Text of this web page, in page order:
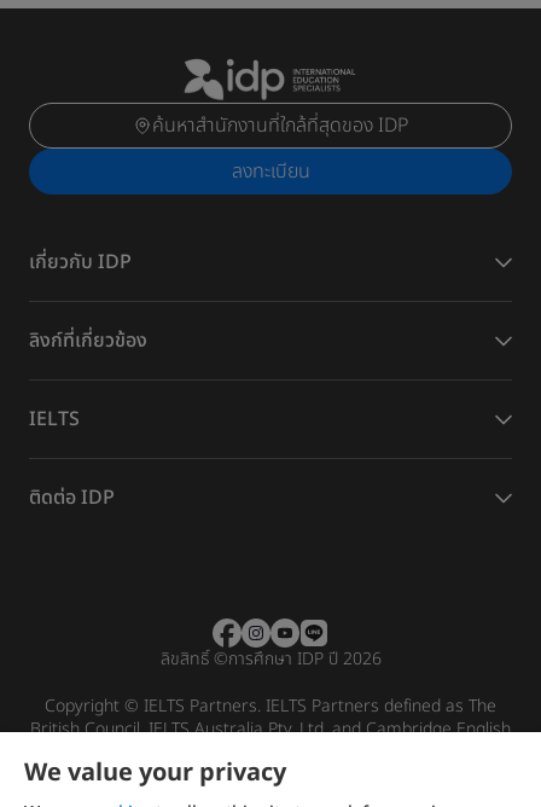
ค้นหาสำนักงานที่ใกล้ที่สุดของ IDP
ลงทะเบียน
เกี่ยวกับ IDP
ลิงก์ที่เกี่ยวข้อง
IELTS
ติดต่อ IDP
ลิขสิทธิ์©การศึกษา IDP ปี 2026
Copyright © IELTS Partners. IELTS Partners defined as The
British Council, IELTS Australia Pty. Ltd. and Cambridge English
Investors
Terms of use Privacy policy Disclaimer
We value your privacy